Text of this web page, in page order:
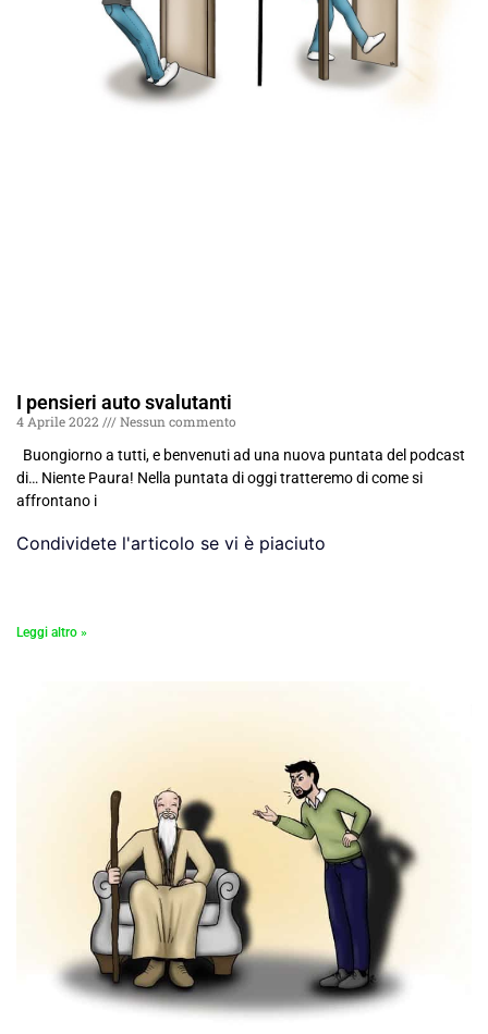
I pensieri auto svalutanti
4 Aprile 2022
Nessun commento
Buongiorno a tutti, e benvenuti ad una nuova puntata del podcast
di… Niente Paura! Nella puntata di oggi tratteremo di come si
affrontano i
Condividete l'articolo se vi è piaciuto
Leggi altro »